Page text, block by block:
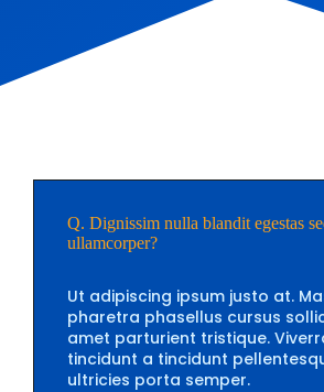
Q. Dignissim nulla blandit egestas
ullamcorper?
Ut adipiscing ipsum justo at.
pharetra phasellus cursus
amet parturient tristique.
tincidunt a tincidunt
ultricies porta semper.